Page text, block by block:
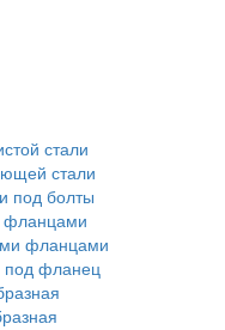
стали
стали
под болты
фланцами
фланцами
под фланец